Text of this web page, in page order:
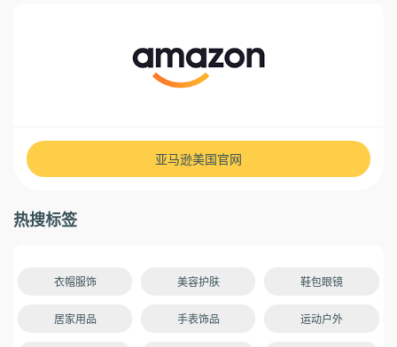
亚马逊美国官网
热搜标签
衣帽服饰 美容护肤 鞋包眼镜
居家用品 手表饰品 运动户外